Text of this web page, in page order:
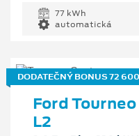
77 kWh
automatická
DODATEČNÝ BONUS 72
Ford
L2